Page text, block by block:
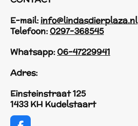
E-mail: info@lindasdierplaza.nl
Telefoon:0297-368545
Whatsapp:06-47229941
Adres:
Einsteinstraat 125
1433 KH Kudelstaart